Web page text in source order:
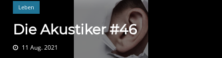
Leben
Die Akustiker #46
11 Aug. 2021